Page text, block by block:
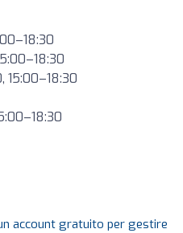
15:00–18:30
account gratuito per gestire